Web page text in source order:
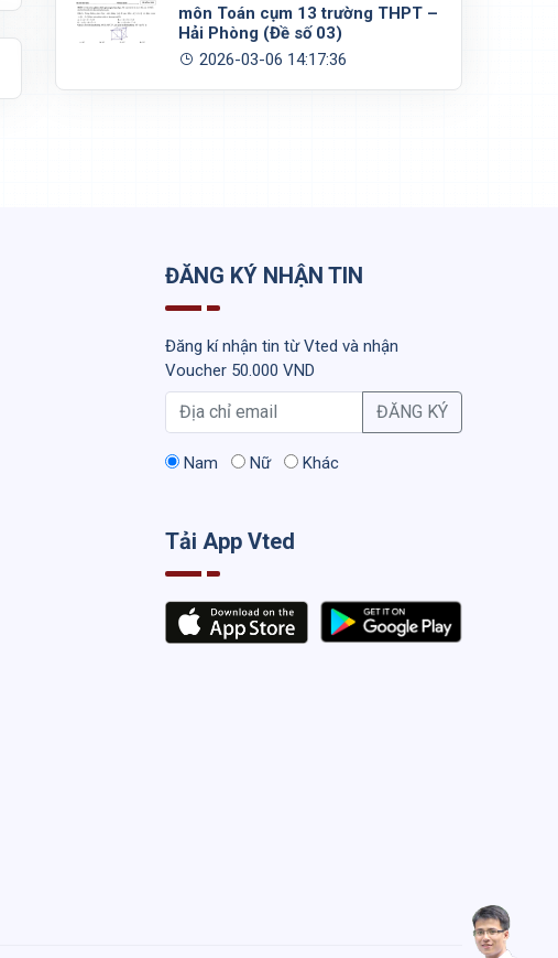
môn Toán cụm 13 trường THPT –
Hải Phòng (Đề số 03)
2026-03-06 14:17:36
ĐĂNG KÝ NHẬN TIN
Đăng kí nhận tin từ Vted và nhận
Voucher 50.000 VND
ĐĂNG KÝ
Nam Nữ Khác
Tải App Vted